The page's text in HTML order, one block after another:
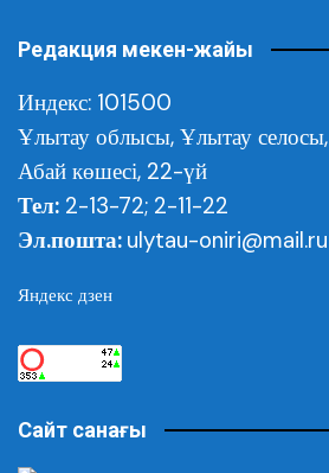
Редакция мекен-жайы
Индекс: 101500
Ұлытау облысы, Ұлытау селосы,
Абай көшесі, 22-үй
Тел: 2-13-72; 2-11-22
Эл.пошта: ulytau-oniri@mail.ru
Яндекс дзен
Сайт санағы